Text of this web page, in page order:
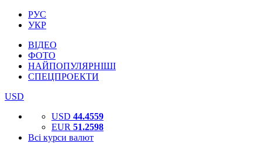
РУС
УКР
ВІДЕО
ФОТО
НАЙПОПУЛЯРНІШІ
СПЕЦПРОЕКТИ
USD
USD 44.4559
EUR 51.2598
Всі курси валют